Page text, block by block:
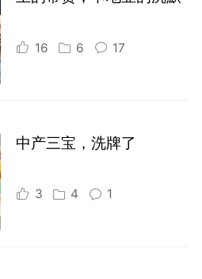
16 6 17
中产三宝，洗牌了
3 4 1